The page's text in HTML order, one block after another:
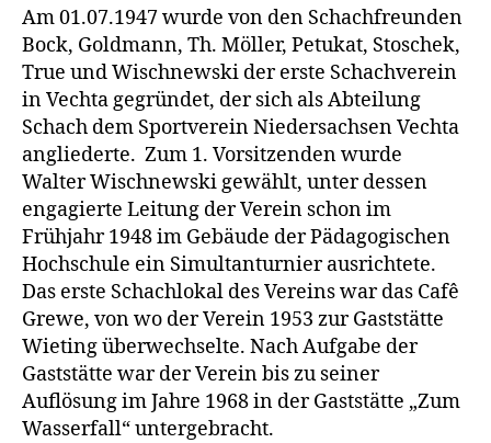
Kaponier
Vechta
Am 01.07.1947 wurde von den Schachfreunden
Bock, Goldmann, Th. Möller, Petukat, Stoschek,
True und Wischnewski der erste Schachverein
in Vechta gegründet, der sich als Abteilung
Schach dem Sportverein Niedersachsen Vechta
angliederte. Zum 1. Vorsitzenden wurde
Walter Wischnewski gewählt, unter dessen
engagierte Leitung der Verein schon im
Frühjahr 1948 im Gebäude der Pädagogischen
Hochschule ein Simultanturnier ausrichtete.
Das erste Schachlokal des Vereins war das Cafê
Grewe, von wo der Verein 1953 zur Gaststätte
Wieting überwechselte. Nach Aufgabe der
Gaststätte war der Verein bis zu seiner
Auflösung im Jahre 1968 in der Gaststätte „Zum
Wasserfall“ untergebracht.